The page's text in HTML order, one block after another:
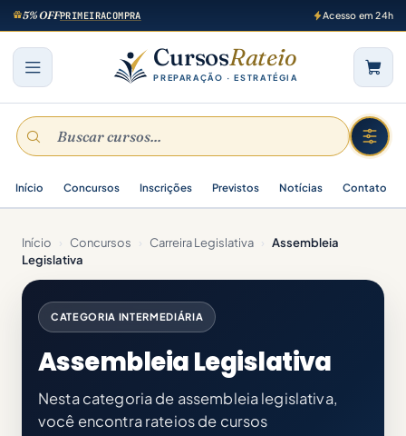
5% OFFPRIMEIRACOMPRA Acesso em 24h
CursosRateio
PREPARAÇÃO · ESTRATÉGIA
Início Concursos Inscrições Previstos Notícias Contato
Início › Concursos › Carreira Legislativa › Assembleia
Legislativa
CATEGORIA INTERMEDIÁRIA
Assembleia Legislativa
Nesta categoria de assembleia legislativa,
você encontra rateios de cursos